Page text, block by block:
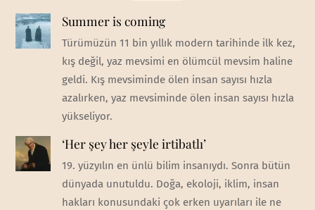
Summer is coming
Türümüzün 11 bin yıllık modern tarihinde ilk kez,
kış değil, yaz mevsimi en ölümcül mevsim haline
geldi. Kış mevsiminde ölen insan sayısı hızla
azalırken, yaz mevsiminde ölen insan sayısı hızla
yükseliyor.
‘Her şey her şeyle irtibatlı’
19. yüzyılın en ünlü bilim insanıydı. Sonra bütün
dünyada unutuldu. Doğa, ekoloji, iklim, insan
hakları konusundaki çok erken uyarıları ile ne